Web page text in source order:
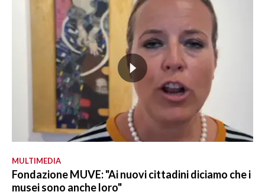
MULTIMEDIA
Fondazione MUVE: "Ai nuovi cittadini diciamo che i
musei sono anche loro"